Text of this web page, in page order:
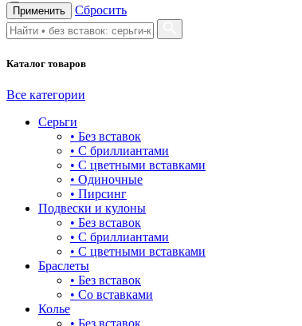
бабочка
бантик
башня
бесконечность
буквы
булавка
гвоздь
деревья
длинные
для мам
Применить Сбросить
Каталог товаров
Все категории
Серьги
• Без вставок
• С бриллиантами
• С цветными вставками
• Одиночные
• Пирсинг
Подвески и кулоны
• Без вставок
• С бриллиантами
• С цветными вставками
Браслеты
• Без вставок
• Со вставками
Колье
• Без вставок